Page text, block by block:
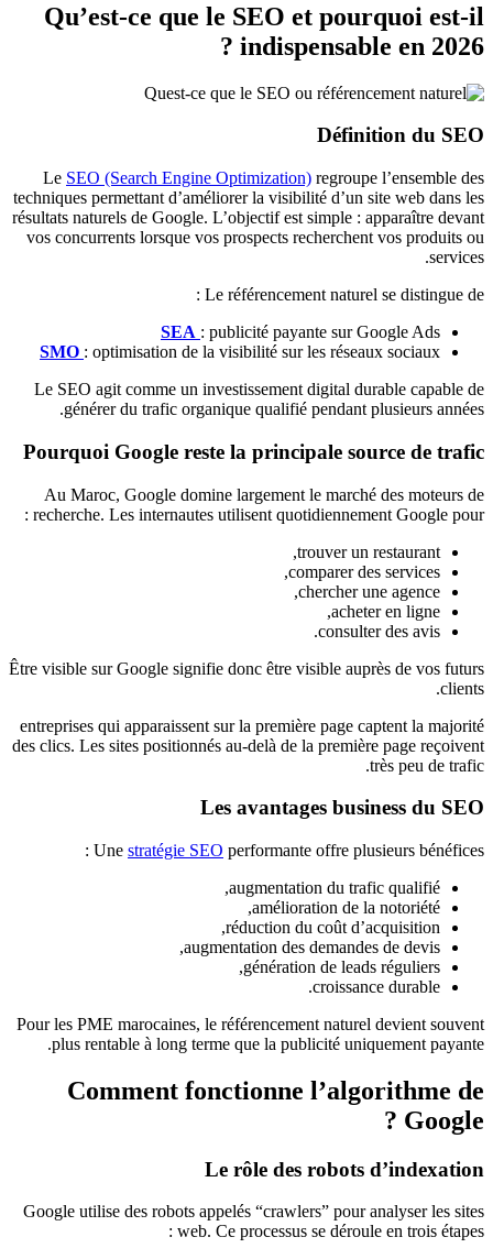
Qu’est-ce que le SEO et pourquoi est-il
indispensable en 2026 ?
Définition du SEO
Le SEO (Search Engine Optimization) regroupe l’ensemble des
techniques permettant d’améliorer la visibilité d’un site web dans les
résultats naturels de Google. L’objectif est simple : apparaître devant
vos concurrents lorsque vos prospects recherchent vos produits ou
services.
Le référencement naturel se distingue de :
SEA : publicité payante sur Google Ads
SMO : optimisation de la visibilité sur les réseaux sociaux
Le SEO agit comme un investissement digital durable capable de
générer du trafic organique qualifié pendant plusieurs années.
Pourquoi Google reste la principale source de trafic
Au Maroc, Google domine largement le marché des moteurs de
recherche. Les internautes utilisent quotidiennement Google pour :
trouver un restaurant,
comparer des services,
chercher une agence,
acheter en ligne,
consulter des avis.
Être visible sur Google signifie donc être visible auprès de vos futurs
clients.
entreprises qui apparaissent sur la première page captent la majorité
des clics. Les sites positionnés au-delà de la première page reçoivent
très peu de trafic.
Les avantages business du SEO
Une stratégie SEO performante offre plusieurs bénéfices :
augmentation du trafic qualifié,
amélioration de la notoriété,
réduction du coût d’acquisition,
augmentation des demandes de devis,
génération de leads réguliers,
croissance durable.
Pour les PME marocaines, le référencement naturel devient souvent
plus rentable à long terme que la publicité uniquement payante.
Comment fonctionne l’algorithme de
Google ?
Le rôle des robots d’indexation
Google utilise des robots appelés “crawlers” pour analyser les sites
web. Ce processus se déroule en trois étapes :